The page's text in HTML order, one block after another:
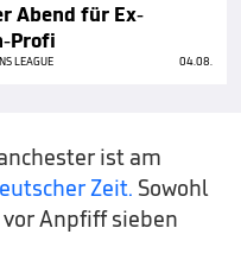
Abend für Ex-
Profi
LEAGUE 04.08.
ist am
Zeit. Sowohl
vor Anpfiff sieben